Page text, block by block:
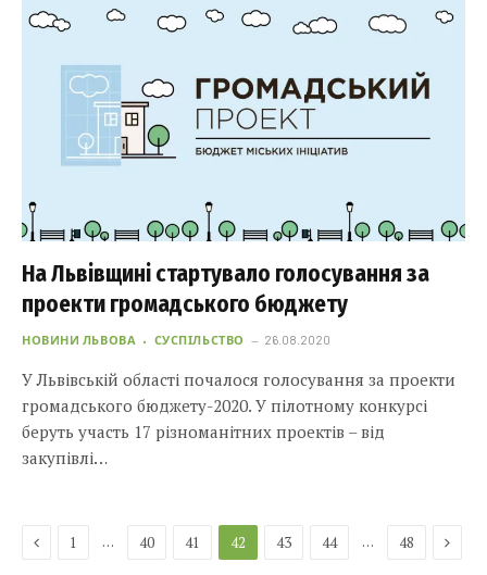
На Львівщині стартувало голосування за
проекти громадського бюджету
НОВИНИ ЛЬВОВА СУСПІЛЬСТВО 26.08.2020
У Львівській області почалося голосування за проекти
громадського бюджету-2020. У пілотному конкурсі
беруть участь 17 різноманітних проектів – від
закупівлі…
Previous
1 … 40 41 42 43 44 … 48 Next